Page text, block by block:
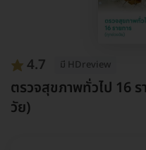
4.7 มี HDreview
ตรวจสุขภาพทั่วไป 16
วัย)